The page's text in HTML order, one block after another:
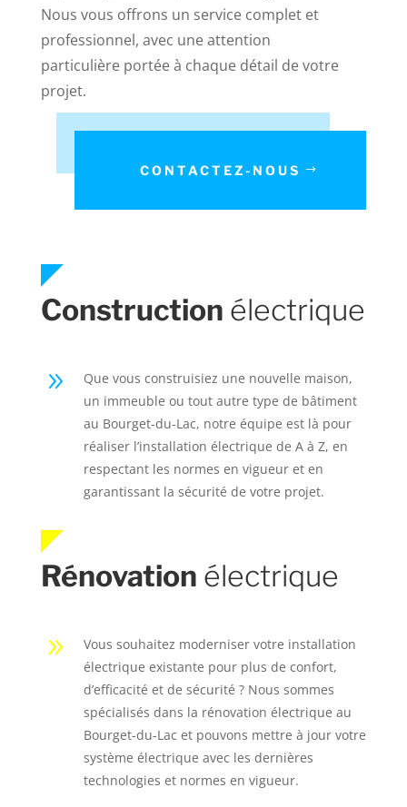
Nous vous offrons un service complet et
professionnel, avec une attention
particulière portée à chaque détail de votre
projet.
CONTACTEZ-NOUS
Construction électrique
9
Que vous construisiez une nouvelle maison,
un immeuble ou tout autre type de bâtiment
au Bourget-du-Lac, notre équipe est là pour
réaliser l’installation électrique de A à Z, en
respectant les normes en vigueur et en
garantissant la sécurité de votre projet.
Rénovation électrique
9
Vous souhaitez moderniser votre installation
électrique existante pour plus de confort,
d’efficacité et de sécurité ? Nous sommes
spécialisés dans la rénovation électrique au
Bourget-du-Lac et pouvons mettre à jour votre
système électrique avec les dernières
technologies et normes en vigueur.